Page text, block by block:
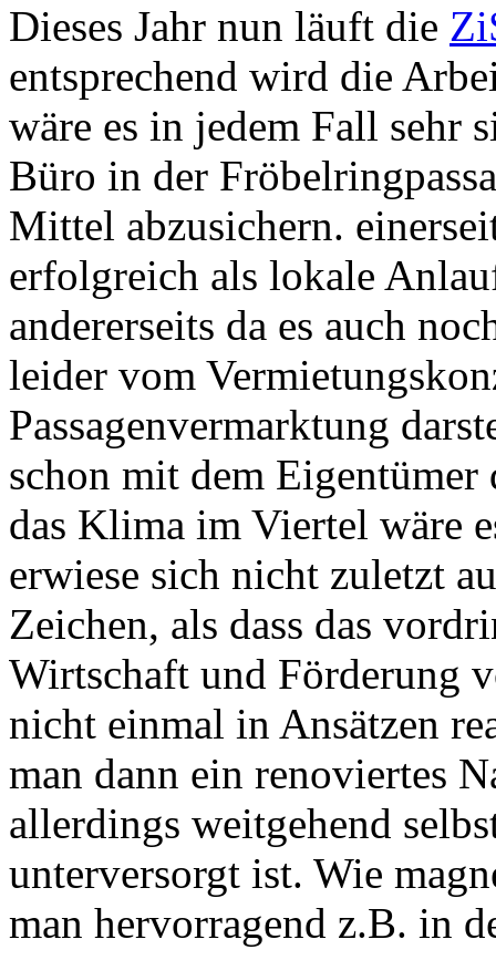
Dieses Jahr nun läuft die
entsprechend wird die
wäre es in jedem Fall sehr
Büro in der
Mittel abzusichern.
erfolgreich als lokale
andererseits da es auch
leider vom
Passagenvermarktung
schon mit dem
das Klima im Viertel wäre
erwiese sich nicht zuletzt
Zeichen, als dass das
Wirtschaft und Förderung
nicht einmal in Ansätzen
man dann ein renoviertes
allerdings weitgehend
unterversorgt ist. Wie
man hervorragend z.B. in